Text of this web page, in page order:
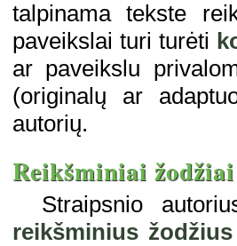
talpinama tekste
paveikslai turi turėti
ar paveikslu
(originalų ar
autorių.
Reikšminiai žodžiai
Straipsnio
reikšminius žodžius